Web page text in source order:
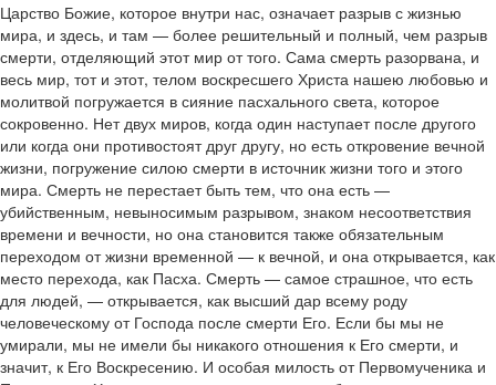
Царство Божие, которое внутри нас, означает разрыв с жизнью
мира, и здесь, и там — более решительный и полный, чем разрыв
смерти, отделяющий этот мир от того. Сама смерть разорвана, и
весь мир, тот и этот, телом воскресшего Христа нашею любовью и
молитвой погружается в сияние пасхального света, которое
сокровенно. Нет двух миров, когда один наступает после другого
или когда они противостоят друг другу, но есть откровение вечной
жизни, погружение силою смерти в источник жизни того и этого
мира. Смерть не перестает быть тем, что она есть —
убийственным, невыносимым разрывом, знаком несоответствия
времени и вечности, но она становится также обязательным
переходом от жизни временной — к вечной, и она открывается, как
место перехода, как Пасха. Смерть — самое страшное, что есть
для людей, — открывается, как высший дар всему роду
человеческому от Господа после смерти Его. Если бы мы не
умирали, мы не имели бы никакого отношения к Его смерти, и
значит, к Его Воскресению. И особая милость от Первомученика и